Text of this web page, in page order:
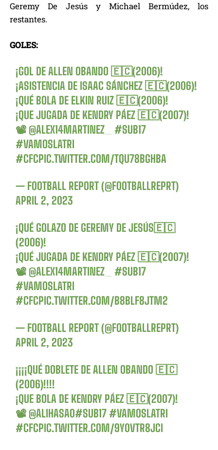
Geremy De Jesús y Michael Bermúdez, los
restantes.
GOLES:
¡GOL DE ALLEN OBANDO 🇪🇨(2006)!
¡ASISTENCIA DE ISAAC SÁNCHEZ 🇪🇨(2006)!
¡QUÉ BOLA DE ELKIN RUIZ 🇪🇨(2006)!
¡QUE JUGADA DE KENDRY PÁEZ 🇪🇨(2007)!
📽️ @ALEX14MARTINEZ_
#SUB17
#VAMOSLATRI
#CFCPIC.TWITTER.COM/TQU78BGHBA
— FOOTBALL REPORT (@FOOTBALLREPRT)
APRIL 2, 2023
¡QUÉ GOLAZO DE GEREMY DE JESÚS🇪🇨
(2006)!
¡QUÉ JUGADA DE KENDRY PÁEZ 🇪🇨(2007)!
📽️ @ALEX14MARTINEZ_
#SUB17
#VAMOSLATRI
#CFCPIC.TWITTER.COM/B8BLF8JTM2
— FOOTBALL REPORT (@FOOTBALLREPRT)
APRIL 2, 2023
¡¡¡¡QUÉ DOBLETE DE ALLEN OBANDO 🇪🇨
(2006)!!!!
¡QUE BOLA DE KENDRY PÁEZ 🇪🇨(2007)!
📽️ @ALIHASA0#SUB17#VAMOSLATRI
#CFCPIC.TWITTER.COM/9Y0VTR8JCI